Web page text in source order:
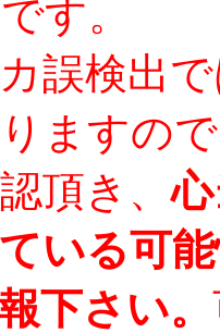
す。
誤検出
ますの
頂き、
いる可
下さい。